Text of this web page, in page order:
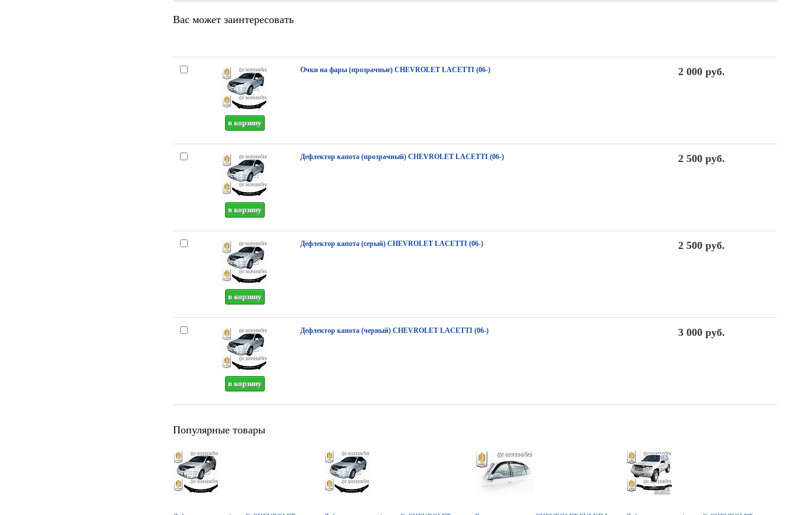
Вас может заинтересовать
Очки на фары (прозрачные) CHEVROLET LACETTI (06-) 2 000 руб.
Дефлектор капота (прозрачный) CHEVROLET LACETTI (06-) 2 500 руб.
Дефлектор капота (серый) CHEVROLET LACETTI (06-) 2 500 руб.
Дефлектор капота (черный) CHEVROLET LACETTI (06-) 3 000 руб.
Популярные товары